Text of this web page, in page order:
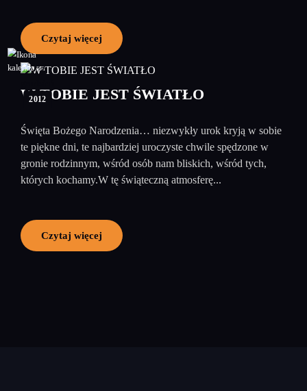
Czytaj więcej
27
2012
W TOBIE JEST ŚWIATŁO
Święta Bożego Narodzenia… niezwykły urok kryją w sobie
te piękne dni, te najbardziej uroczyste chwile spędzone w
gronie rodzinnym, wśród osób nam bliskich, wśród tych,
których kochamy.W tę świąteczną atmosferę...
Czytaj więcej